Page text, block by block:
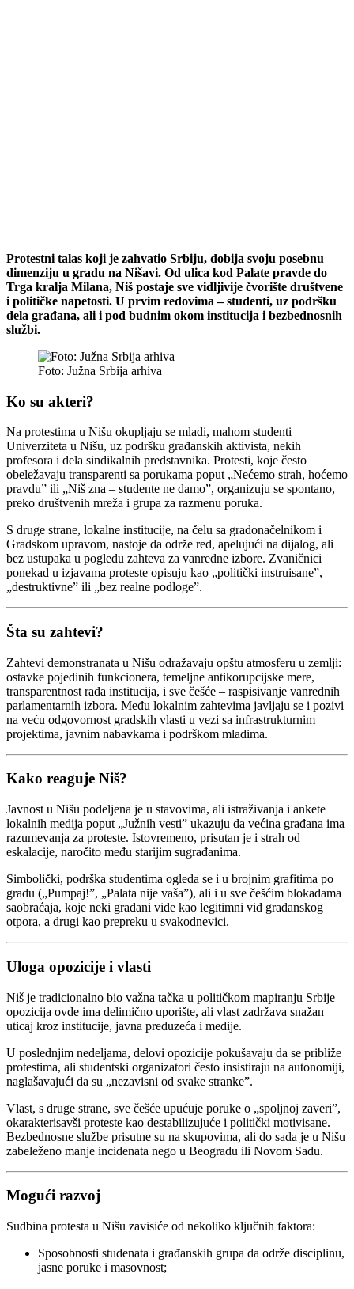
Protestni talas koji je zahvatio Srbiju, dobija svoju posebnu
dimenziju u gradu na Nišavi. Od ulica kod Palate pravde do
Trga kralja Milana, Niš postaje sve vidljivije čvorište društvene
i političke napetosti. U prvim redovima – studenti, uz podršku
dela građana, ali i pod budnim okom institucija i bezbednosnih
službi.
Foto: Južna Srbija arhiva
Ko su akteri?
Na protestima u Nišu okupljaju se mladi, mahom studenti
Univerziteta u Nišu, uz podršku građanskih aktivista, nekih
profesora i dela sindikalnih predstavnika. Protesti, koje često
obeležavaju transparenti sa porukama poput „Nećemo strah, hoćemo
pravdu” ili „Niš zna – studente ne damo”, organizuju se spontano,
preko društvenih mreža i grupa za razmenu poruka.
S druge strane, lokalne institucije, na čelu sa gradonačelnikom i
Gradskom upravom, nastoje da održe red, apelujući na dijalog, ali
bez ustupaka u pogledu zahteva za vanredne izbore. Zvaničnici
ponekad u izjavama proteste opisuju kao „politički instruisane”,
„destruktivne” ili „bez realne podloge”.
Šta su zahtevi?
Zahtevi demonstranata u Nišu odražavaju opštu atmosferu u zemlji:
ostavke pojedinih funkcionera, temeljne antikorupcijske mere,
transparentnost rada institucija, i sve češće – raspisivanje vanrednih
parlamentarnih izbora. Među lokalnim zahtevima javljaju se i pozivi
na veću odgovornost gradskih vlasti u vezi sa infrastrukturnim
projektima, javnim nabavkama i podrškom mladima.
Kako reaguje Niš?
Javnost u Nišu podeljena je u stavovima, ali istraživanja i ankete
lokalnih medija poput „Južnih vesti” ukazuju da većina građana ima
razumevanja za proteste. Istovremeno, prisutan je i strah od
eskalacije, naročito među starijim sugrađanima.
Simbolički, podrška studentima ogleda se i u brojnim grafitima po
gradu („Pumpaj!”, „Palata nije vaša”), ali i u sve češćim blokadama
saobraćaja, koje neki građani vide kao legitimni vid građanskog
otpora, a drugi kao prepreku u svakodnevici.
Uloga opozicije i vlasti
Niš je tradicionalno bio važna tačka u političkom mapiranju Srbije –
opozicija ovde ima delimično uporište, ali vlast zadržava snažan
uticaj kroz institucije, javna preduzeća i medije.
U poslednjim nedeljama, delovi opozicije pokušavaju da se približe
protestima, ali studentski organizatori često insistiraju na autonomiji,
naglašavajući da su „nezavisni od svake stranke”.
Vlast, s druge strane, sve češće upućuje poruke o „spoljnoj zaveri”,
okarakterisavši proteste kao destabilizujuće i politički motivisane.
Bezbednosne službe prisutne su na skupovima, ali do sada je u Nišu
zabeleženo manje incidenata nego u Beogradu ili Novom Sadu.
Mogući razvoj
Sudbina protesta u Nišu zavisiće od nekoliko ključnih faktora:
Sposobnosti studenata i građanskih grupa da održe disciplinu,
jasne poruke i masovnost;